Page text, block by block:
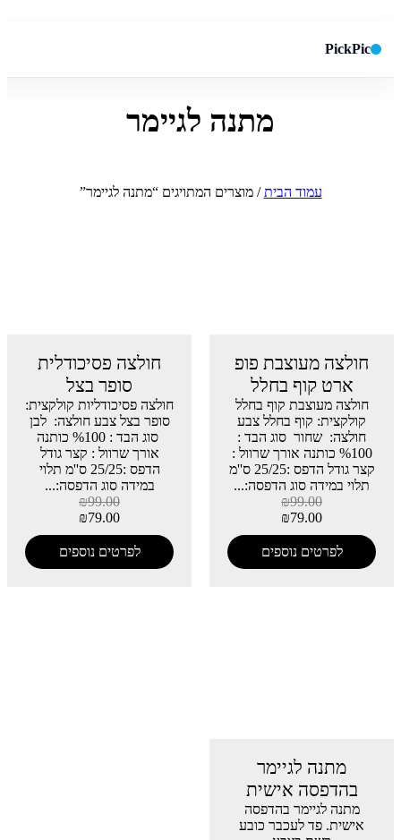
PickPic
חפש
מתנה לגיימר
עמוד הבית/ מוצרים המתויגים “מתנה לגיימר”
חולצה מעוצבת פופ
ארט קוף בחלל
חולצה מעוצבת קוף בחלל
קולקצית: קוף בחלל צבע
חולצה: שחור סוג הבד :
%100 כותנה אורך שרוול :
קצר גודל הדפס :25/25 ס''מ
תלוי במידה סוג הדפסה:...
₪99.00
₪79.00
לפרטים נוספים
חולצה פסיכודלית
סופר בצל
חולצה פסיכודליות קולקצית:
סופר בצל צבע חולצה: לבן
סוג הבד : %100 כותנה
אורך שרוול : קצר גודל
הדפס :25/25 ס''מ תלוי
במידה סוג הדפסה:...
₪99.00
₪79.00
לפרטים נוספים
מתנה לגיימר
בהדפסה אישית
מתנה לגיימר בהדפסה
אישית. פד לעכבר כובע